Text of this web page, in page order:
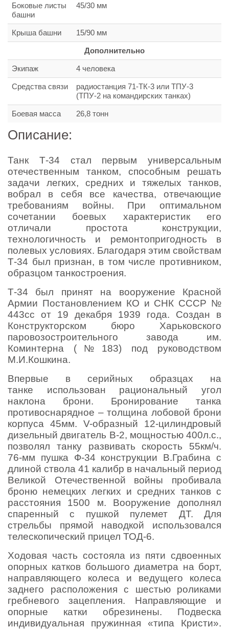
Боковые листы
башни
45/30 мм
Крыша башни 15/90 мм
Дополнительно
Экипаж 4 человека
Средства связи
радиостанция 71-ТК-3 или ТПУ-3
(ТПУ-2 на командирских танках)
Боевая масса 26,8 тонн
Описание:
Танк Т-34 стал первым универсальным
отечественным танком, способным решать
задачи легких, средних и тяжелых танков,
вобрал в себя все качества, отвечающие
требованиям войны. При оптимальном
сочетании боевых характеристик его
отличали простота конструкции,
технологичность и ремонтопригодность в
полевых условиях. Благодаря этим свойствам
Т-34 был признан, в том числе противником,
образцом танкостроения.
Т-34 был принят на вооружение Красной
Армии Постановлением КО и СНК СССР №
443сс от 19 декабря 1939 года. Создан в
Конструкторском бюро Харьковского
паровозостроительного завода им.
Коминтерна (№183) под руководством
М.И.Кошкина.
Впервые в серийных образцах на
танке использован рациональный угол
наклона брони. Бронирование танка
противоснарядное – толщина лобовой брони
корпуса 45мм. V-образный 12-цилиндровый
дизельный двигатель В-2, мощностью 400л.с.,
позволял танку развивать скорость 55км/ч.
76-мм пушка Ф-34 конструкции В.Грабина с
длиной ствола 41 калибр в начальный период
Великой Отечественной войны пробивала
броню немецких легких и средних танков с
расстояния 1500 м. Вооружение дополнял
спаренный с пушкой пулемет ДТ. Для
стрельбы прямой наводкой использовался
телескопический прицел ТОД-6.
Ходовая часть состояла из пяти сдвоенных
опорных катков большого диаметра на борт,
направляющего колеса и ведущего колеса
заднего расположения с шестью роликами
гребневого зацепления. Направляющие и
опорные катки обрезинены. Подвеска
индивидуальная пружинная «типа Кристи».